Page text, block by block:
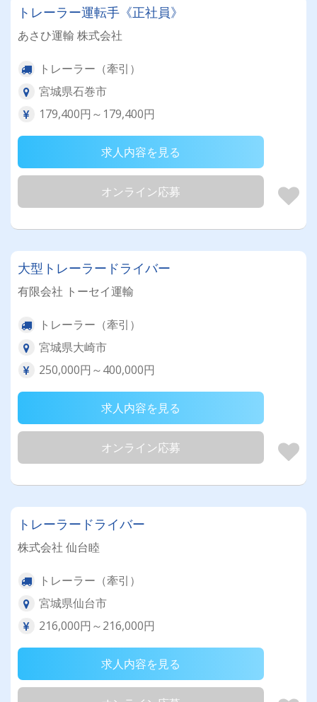
トレーラー運転手《正社員》
あさひ運輸 株式会社
トレーラー（牽引）
宮城県石巻市
179,400円～179,400円
求人内容を見る
オンライン応募
大型トレーラードライバー
有限会社 トーセイ運輸
トレーラー（牽引）
宮城県大崎市
250,000円～400,000円
求人内容を見る
オンライン応募
トレーラードライバー
株式会社 仙台睦
トレーラー（牽引）
宮城県仙台市
216,000円～216,000円
求人内容を見る